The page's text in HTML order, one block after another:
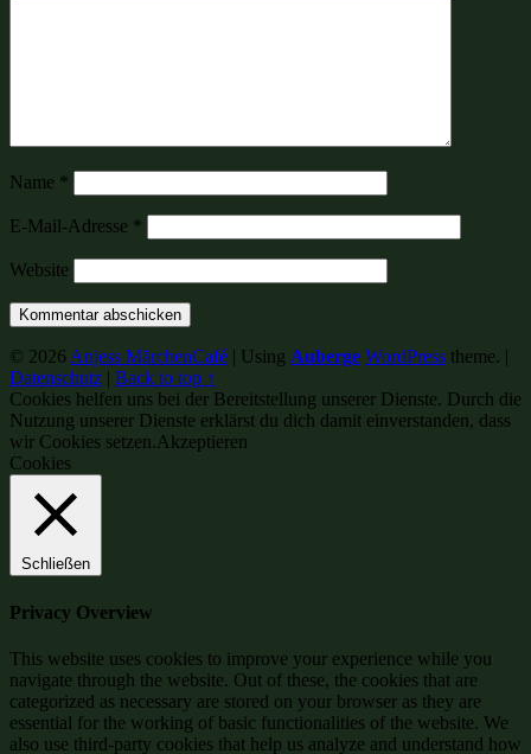
Name *
E-Mail-Adresse *
Website
© 2026 Anjess MärchenCafé | Using Auberge WordPress theme. |
Datenschutz | Back to top ↑
Cookies helfen uns bei der Bereitstellung unserer Dienste. Durch die
Nutzung unserer Dienste erklärst du dich damit einverstanden, dass
wir Cookies setzen.Akzeptieren
Cookies
Schließen
Privacy Overview
This website uses cookies to improve your experience while you
navigate through the website. Out of these, the cookies that are
categorized as necessary are stored on your browser as they are
essential for the working of basic functionalities of the website. We
also use third-party cookies that help us analyze and understand how